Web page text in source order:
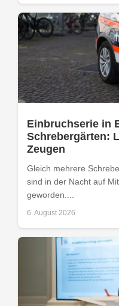
Einbruchserie in
Schrebergärten:
Zeugen
Gleich mehrere
sind in der Nacht auf
geworden....
6. August 2026